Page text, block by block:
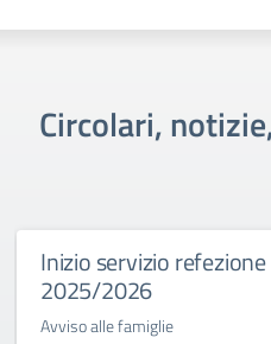
Circolari,
Inizio servizio
2025/2026
Avviso alle famiglie